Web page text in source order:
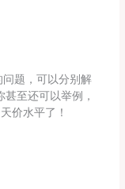
题，可以分别解
至还可以举例，
价水平了！